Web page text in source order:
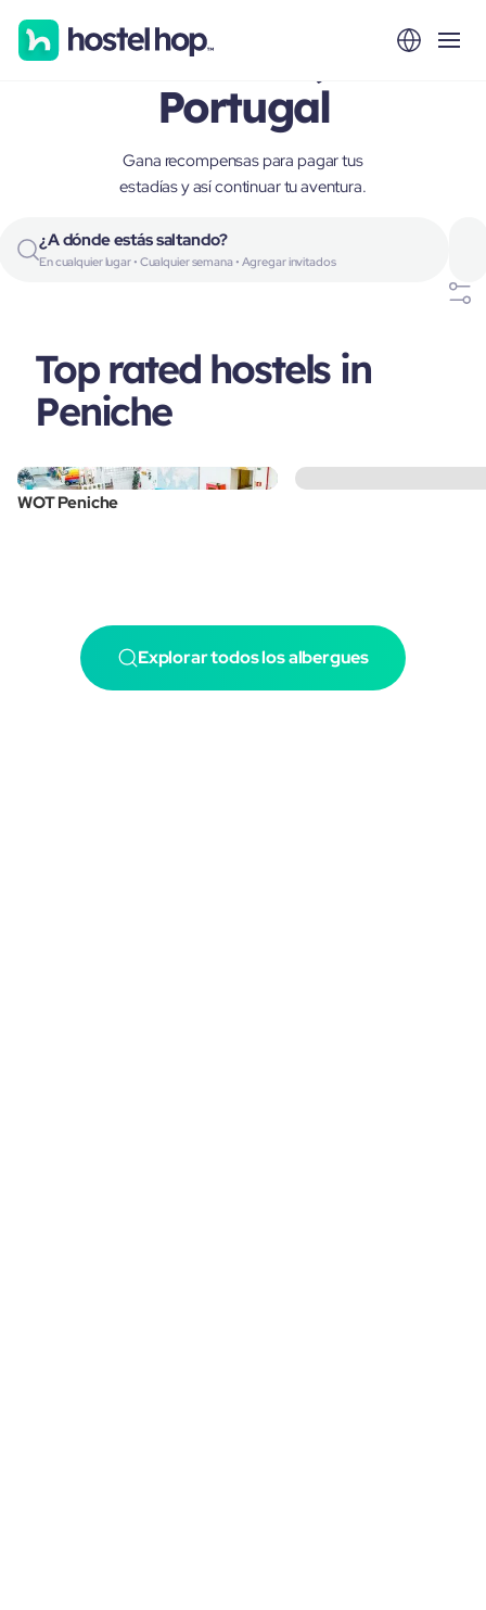
Peniche,
Portugal
Gana recompensas para pagar tus
estadías y así continuar tu aventura.
¿A dónde estás saltando?
En cualquier lugar • Cualquier semana • Agregar invitados
Top rated hostels in
Peniche
WOT Peniche
Explorar todos los albergues